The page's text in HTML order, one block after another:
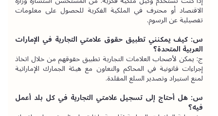
تفصيلية عن الرسوم.
العربية المتحدة؟
لمنع استيراد وتصدير السلع المقلدة.
فيه؟